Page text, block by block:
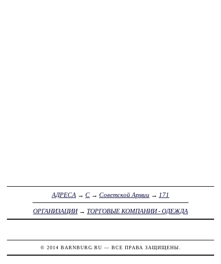
АДРЕСА → С → Советской Армии → 171
ОРГАНИЗАЦИИ→ ТОРГОВЫЕ КОМПАНИИ - ОДЕЖДА
© 2014 BARNBURG.RU — ВСЕ ПРАВА ЗАЩИЩЕНЫ.